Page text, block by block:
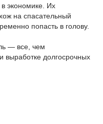
экономике. Их
на спасательный
попасть в голову.
— все, чем
выработке долгосрочных